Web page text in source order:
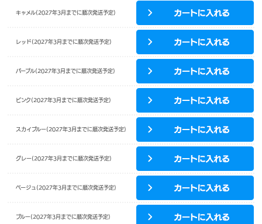
キャメル(2027年3月までに順次発送予定)
レッド(2027年3月までに順次発送予定)
パープル(2027年3月までに順次発送予定)
ピンク(2027年3月までに順次発送予定)
スカイブルー(2027年3月までに順次発送予定)
グレー(2027年3月までに順次発送予定)
ベージュ(2027年3月までに順次発送予定)
ブルー(2027年3月までに順次発送予定)